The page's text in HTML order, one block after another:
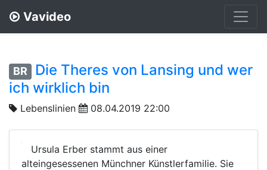
Vavideo
BR
Die Theres von Lansing und wer
ich wirklich bin
Lebenslinien 08.04.2019 22:00
Ursula Erber stammt aus einer
alteingesessenen Münchner Künstlerfamilie. Sie